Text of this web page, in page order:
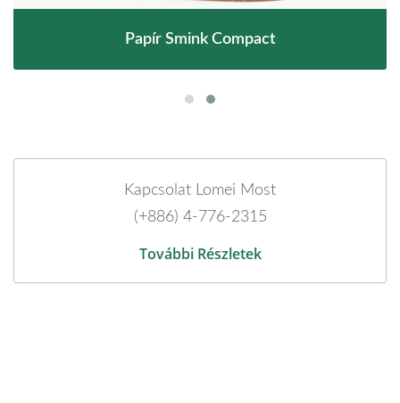
Papír Smink Compact
Kapcsolat Lomei Most
(+886) 4-776-2315
További Részletek